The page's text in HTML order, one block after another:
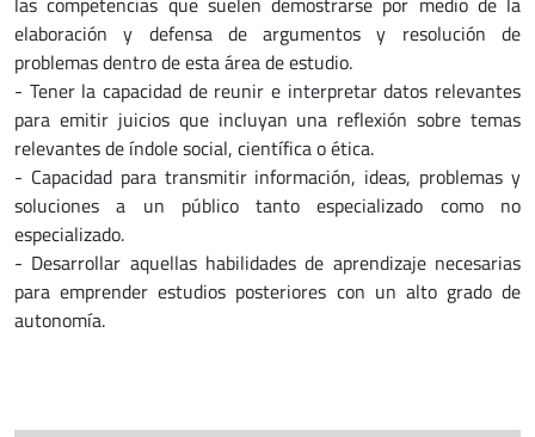
elaboración y defensa de argumentos y resolución de
problemas dentro de esta área de estudio.
- Tener la capacidad de reunir e interpretar datos relevantes
para emitir juicios que incluyan una reflexión sobre temas
relevantes de índole social, científica o ética.
- Capacidad para transmitir información, ideas, problemas y
soluciones a un público tanto especializado como no
especializado.
- Desarrollar aquellas habilidades de aprendizaje necesarias
para emprender estudios posteriores con un alto grado de
autonomía.